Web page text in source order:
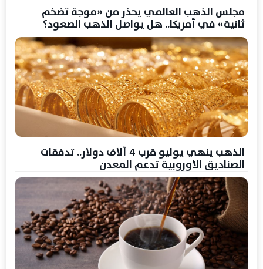
مجلس الذهب العالمي يحذر من «موجة تضخم
ثانية» في أمريكا.. هل يواصل الذهب الصعود؟
الذهب ينهي يوليو قرب 4 آلاف دولار.. تدفقات
الصناديق الأوروبية تدعم المعدن